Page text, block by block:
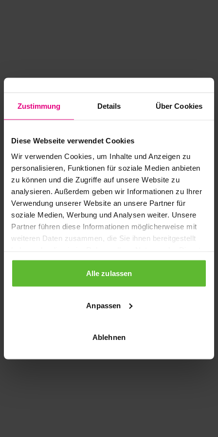
Zustimmung Details Über Cookies
Diese Webseite verwendet Cookies
Wir verwenden Cookies, um Inhalte und Anzeigen zu
personalisieren, Funktionen für soziale Medien anbieten
zu können und die Zugriffe auf unsere Website zu
analysieren. Außerdem geben wir Informationen zu Ihrer
Verwendung unserer Website an unsere Partner für
soziale Medien, Werbung und Analysen weiter. Unsere
Partner führen diese Informationen möglicherweise mit
weiteren Daten zusammen, die Sie ihnen bereitgestellt
gesammelt haben.
Alle zulassen
Anpassen
Ablehnen
Application error: a client-side exception has occurred
loading www.kurzwego.de (see the browser console for more
information).